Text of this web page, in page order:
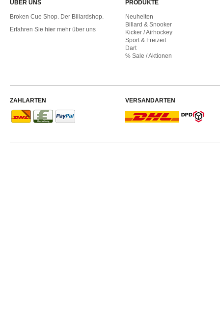
ÜBER UNS
Broken Cue Shop. Der Billardshop.
Erfahren Sie hier mehr über uns
PRODUKTE
Neuheiten
Billard & Snooker
Kicker / Airhockey
Sport & Freizeit
Dart
% Sale / Aktionen
ZAHLARTEN VERSANDARTEN